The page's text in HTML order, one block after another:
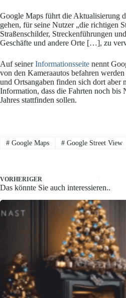
Google Maps führt die Aktualisierung
gehen, für seine Nutzer „die richtigen
Straßenschilder, Streckenführungen
Geschäfte und andere Orte […], zu
Auf seinerInformationsseite nennt
von den Kameraautos befahren
und Ortsangaben finden sich dort aber
Information, dass die Fahrten noch bis
Jahres stattfinden sollen.
#Google Maps #Google Street View
VORHERIGER
Das könnte Sie auch interessieren..